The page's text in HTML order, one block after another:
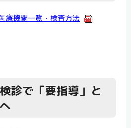
療機関一覧・検査方法
診で「要指導」と